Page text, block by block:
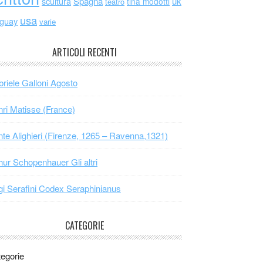
usa varie
ARTICOLI RECENTI
Galloni Agosto
Matisse (France)
Alighieri (Firenze, 1265 – Ravenna,1321)
Schopenhauer Gli altri
Serafini Codex Seraphinianus
CATEGORIE